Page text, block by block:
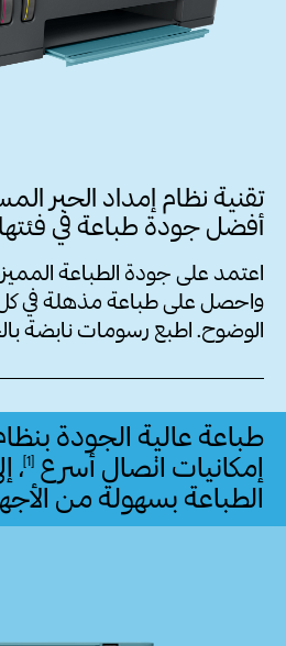
أفضل جودة طباعة في فئتها
واحصل على طباعة مذهلة في
الوضوح. اطبع رسومات نابضة
طباعة عالية الجودة
إمكانيات اتصالأسرع 1 ،
الطباعة بسهولة من